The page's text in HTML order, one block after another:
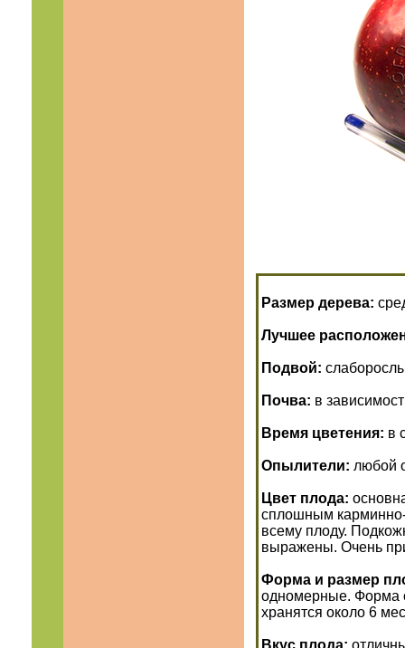
Размер дерева:
Лучшее
Подвой:
Почва: в
Время цветения: в
Опылители: любой
Цвет плода:
сплошным
всему плоду.
выражены. Очень
Форма и размер
одномерные. Форма
хранятся около 6
Вкус плода: